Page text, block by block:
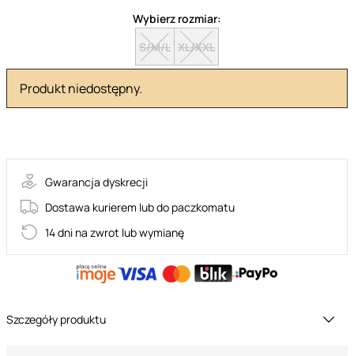
Wybierz rozmiar:
S/M/L XL/XXL
Produkt niedostępny.
Gwarancja dyskrecji
Dostawa kurierem lub do paczkomatu
14 dni na zwrot lub wymianę
Szczegóły produktu